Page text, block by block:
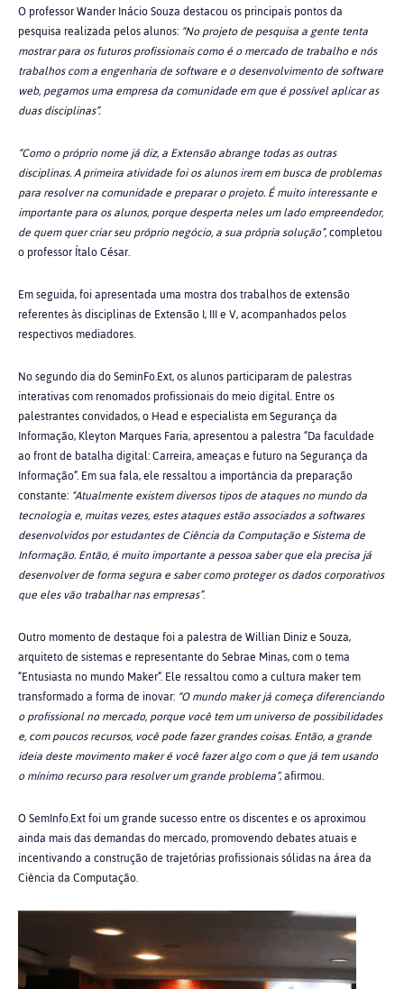
O professor Wander Inácio Souza destacou os principais pontos da
pesquisa realizada pelos alunos: “No projeto de pesquisa a gente tenta
mostrar para os futuros profissionais como é o mercado de trabalho e nós
trabalhos com a engenharia de software e o desenvolvimento de software
web, pegamos uma empresa da comunidade em que é possível aplicar as
duas disciplinas”.
“Como o próprio nome já diz, a Extensão abrange todas as outras
disciplinas. A primeira atividade foi os alunos irem em busca de problemas
para resolver na comunidade e preparar o projeto. É muito interessante e
importante para os alunos, porque desperta neles um lado empreendedor,
de quem quer criar seu próprio negócio, a sua própria solução”,completou
o professor Ítalo César.
Em seguida, foi apresentada uma mostra dos trabalhos de extensão
referentes às disciplinas de Extensão I, III e V, acompanhados pelos
respectivos mediadores.
No segundo dia doSeminFo.Ext, os alunos participaram de palestras
interativas com renomados profissionais do meio digital. Entre os
palestrantes convidados, o Head e especialista em Segurança da
Informação, Kleyton Marques Faria, apresentou a palestra “Da faculdade
ao front de batalha digital: Carreira, ameaças e futuro na Segurança da
Informação”. Em sua fala, ele ressaltou a importância da preparação
constante: “Atualmente existem diversos tipos de ataques no mundo da
tecnologia e, muitas vezes, estes ataques estão associados a softwares
desenvolvidos por estudantes de Ciência da Computação e Sistema de
Informação. Então, é muito importante a pessoa saber que ela precisa já
desenvolver de forma segura e saber como proteger os dados corporativos
que eles vão trabalhar nas empresas”.
Outro momento de destaque foi a palestra de Willian Diniz e Souza,
arquiteto de sistemas e representante do Sebrae Minas, com o tema
“Entusiasta no mundo Maker”. Ele ressaltou como a cultura maker tem
transformado a forma de inovar: “O mundo maker já começa diferenciando
o profissional no mercado, porque você tem um universo de possibilidades
e, com poucos recursos, você pode fazer grandes coisas. Então, a grande
ideia deste movimento maker é você fazer algo com o que já tem usando
o mínimo recurso para resolver um grande problema”, afirmou.
O SemInfo.Ext foi um grande sucesso entre os discentes e os aproximou
ainda mais das demandas do mercado, promovendo debates atuais e
incentivando a construção de trajetórias profissionais sólidas na área da
Ciência da Computação.